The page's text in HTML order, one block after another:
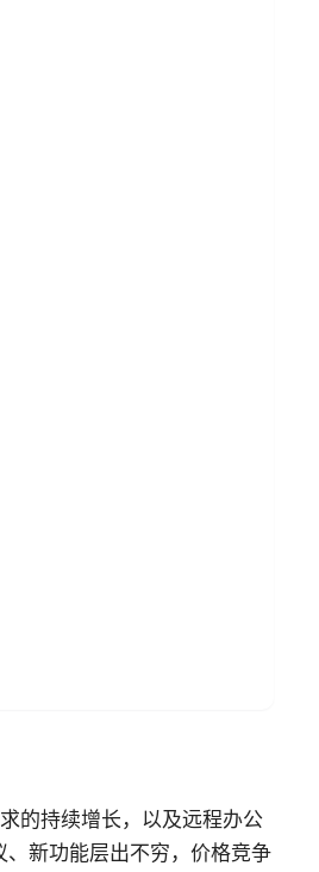
的持续增长，以及远程办公
新功能层出不穷，价格竞争